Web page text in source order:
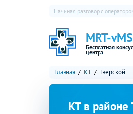
MRT-
Бесплатная
центра
Начиная разговор с
Главная КТ Тверской
КТ в районе